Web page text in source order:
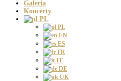
Galeria
Koncerty
PL
PL
EN
ES
FR
IT
DE
UK